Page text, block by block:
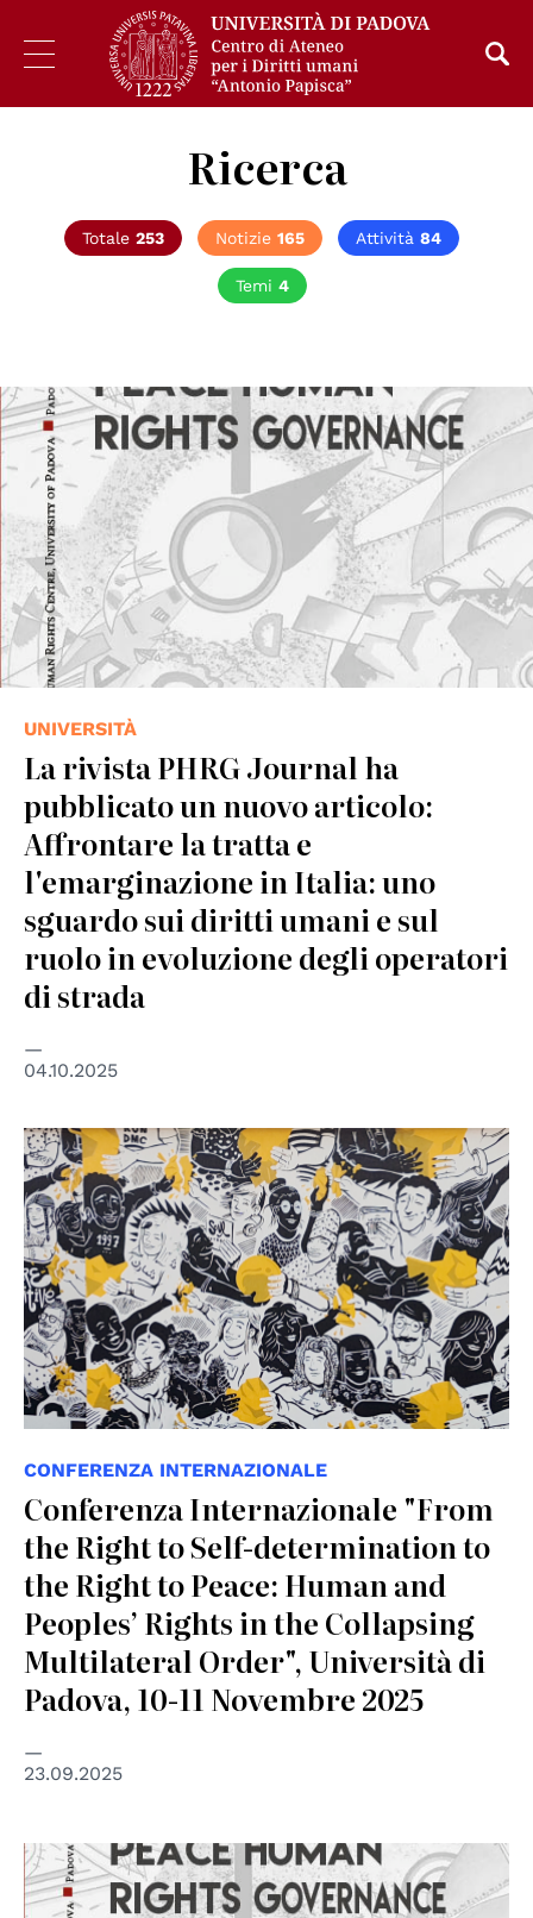
Ricerca
Totale 253 Notizie 165 Attività 84
Temi 4
UNIVERSITÀ
La rivista PHRG Journal ha
pubblicato un nuovo articolo:
Affrontare la tratta e
l'emarginazione in Italia: uno
sguardo sui diritti umani e sul
ruolo in evoluzione degli operatori
di strada
04.10.2025
© NSN997 Newpolitan street artivism -
https://www.nsn997.it/
CONFERENZA INTERNAZIONALE
Conferenza Internazionale "From
the Right to Self-determination to
the Right to Peace: Human and
Peoples’ Rights in the Collapsing
Multilateral Order", Università di
Padova, 10-11 Novembre 2025
23.09.2025